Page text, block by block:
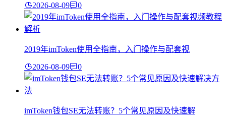
2026-08-09 0
2019年imToken使用全指南，入门操作与配套视
2026-08-09 0
imToken钱包SE无法转账？5个常见原因及快速解